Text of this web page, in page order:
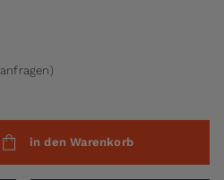
in den Warenkorb